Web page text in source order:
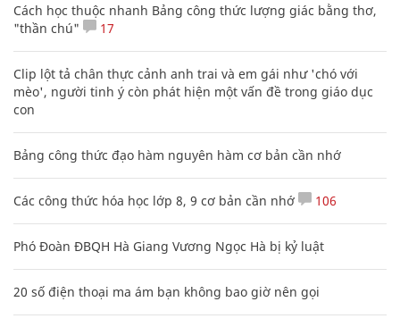
Cách học thuộc nhanh Bảng công thức lượng giác bằng thơ,
"thần chú"
17
Clip lột tả chân thực cảnh anh trai và em gái như 'chó với
mèo', người tinh ý còn phát hiện một vấn đề trong giáo dục
con
Bảng công thức đạo hàm nguyên hàm cơ bản cần nhớ
Các công thức hóa học lớp 8, 9 cơ bản cần nhớ 106
Phó Đoàn ĐBQH Hà Giang Vương Ngọc Hà bị kỷ luật
20 số điện thoại ma ám bạn không bao giờ nên gọi